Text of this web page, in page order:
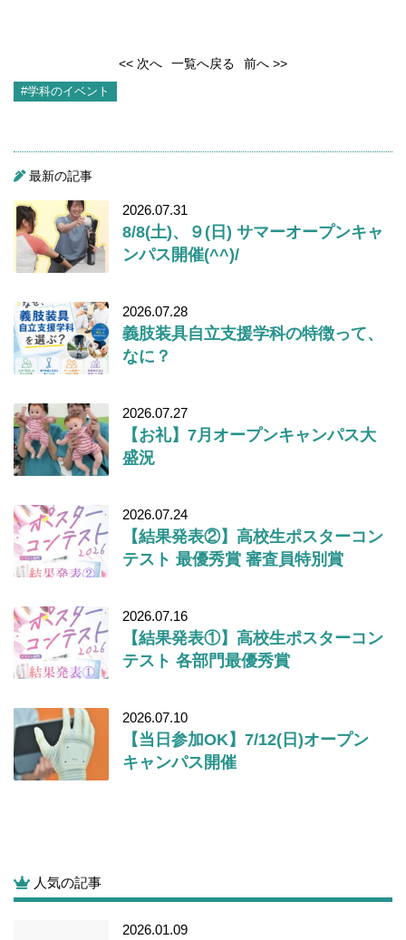
<< 次へ 一覧へ戻る 前へ >>
#学科のイベント
最新の記事
2026.07.31
8/8(土)、９(日) サマーオープンキャ
ンパス開催(^^)/
2026.07.28
義肢装具自立支援学科の特徴って、
なに？
2026.07.27
【お礼】7月オープンキャンパス大
盛況
2026.07.24
【結果発表②】高校生ポスターコン
テスト 最優秀賞 審査員特別賞
2026.07.16
【結果発表①】高校生ポスターコン
テスト 各部門最優秀賞
2026.07.10
【当日参加OK】7/12(日)オープン
キャンパス開催
人気の記事
2026.01.09